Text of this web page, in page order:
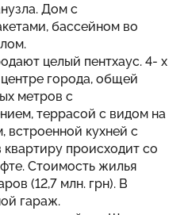
Дом с
бассейном во
целый пентхаус. 4- х
города, общей
метров с
террасой с видом на
встроенной кухней с
происходит со
Стоимость жилья
(12,7 млн. грн). В
гараж.